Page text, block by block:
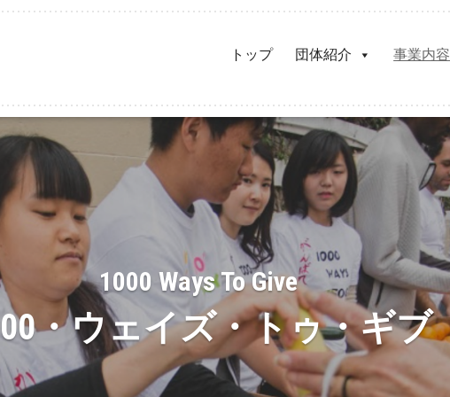
トップ 団体紹介 事業内容
1000 Ways To Give
・ウェイズ・トゥ・ギブ